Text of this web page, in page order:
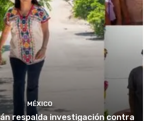
MÉXICO
respalda investigación contra